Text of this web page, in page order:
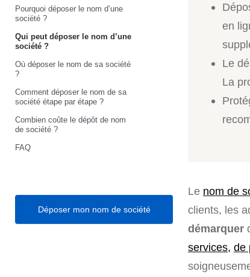
Pourquoi déposer le nom d’une
société ?
Qui peut déposer le nom d’une
société ?
Où déposer le nom de sa société
?
Comment déposer le nom de sa
société étape par étape ?
Combien coûte le dépôt de nom
de société ?
FAQ
Déposer mon nom de société
en
Le
La
Le nom de
clients, les
démarquer
services, de